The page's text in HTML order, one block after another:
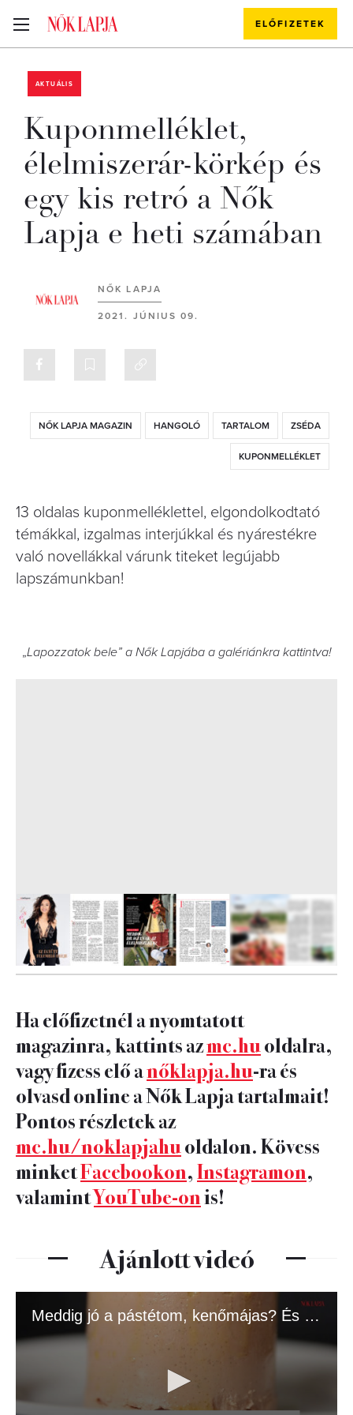
ELŐFIZETEK
AKTUÁLIS
Kuponmelléklet,
élelmiszerár-körkép és
egy kis retró a Nők
Lapja e heti számában
NŐK LAPJA
2021. JÚNIUS 09.
NŐK LAPJA MAGAZIN HANGOLÓ TARTALOM ZSÉDA
KUPONMELLÉKLET
13 oldalas kuponmelléklettel, elgondolkodtató
témákkal, izgalmas interjúkkal és nyárestékre
való novellákkal várunk titeket legújabb
lapszámunkban!
„Lapozzatok bele” a Nők Lapjába a galériánkra kattintva!
Ha előfizetnél a nyomtatott
magazinra, kattints azmc.huoldalra,
vagy fizess elő anőklapja.hu-ra és
olvasd online a Nők Lapja tartalmait!
Pontos részletek az
mc.hu/noklapjahuoldalon. Kövess
minketFacebookon,Instagramon,
valamintYouTube-onis!
Ajánlott videó
Meddig jó a pástétom, kenőmájas? És hogy marad tovább friss?